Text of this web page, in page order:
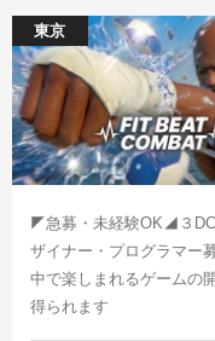
東京
◤急募・未経験OK◢３
ザイナー・プログラマー
中で楽しまれるゲームの
得られます